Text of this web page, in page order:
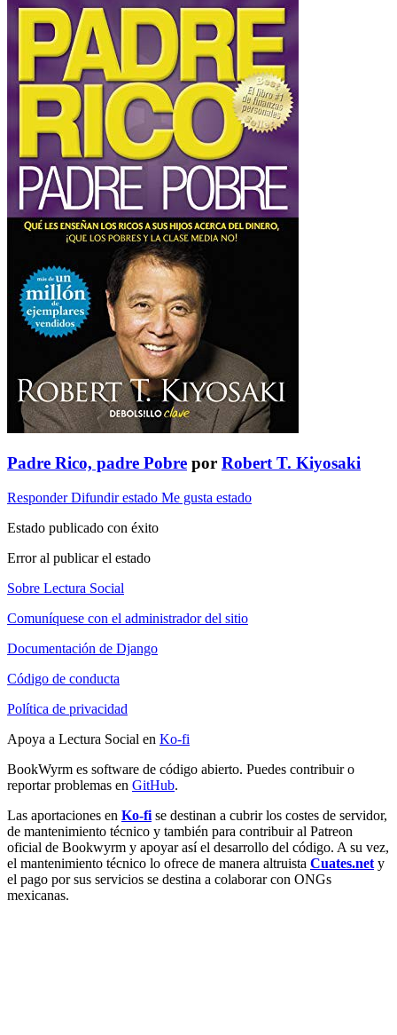
Padre Rico, padre Pobre por Robert T. Kiyosaki
Responder Difundir estado Me gusta estado
Estado publicado con éxito
Error al publicar el estado
Sobre Lectura Social
Comuníquese con el administrador del sitio
Documentación de Django
Código de conducta
Política de privacidad
Apoya a Lectura Social en Ko-fi
BookWyrm es software de código abierto. Puedes contribuir o
reportar problemas en GitHub.
Las aportaciones en Ko-fi se destinan a cubrir los costes de servidor,
de mantenimiento técnico y también para contribuir al Patreon
oficial de Bookwyrm y apoyar así el desarrollo del código. A su vez,
el mantenimiento técnico lo ofrece de manera altruista Cuates.net y
el pago por sus servicios se destina a colaborar con ONGs
mexicanas.